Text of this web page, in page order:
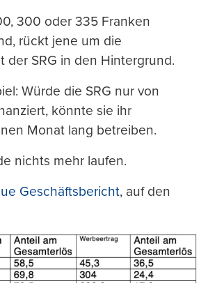
300 oder 335 Franken
rückt jene um die
der SRG in den Hintergrund.
Würde die SRG nur von
könnte sie ihr
Monat lang betreiben.
nichts mehr laufen.
Geschäftsbericht, auf den